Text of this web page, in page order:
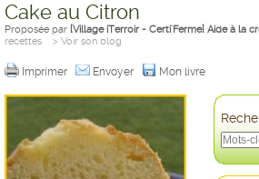
Cake au Citron
Proposée par [Village iTerroir - Certi'Ferme] Aide à la
recettes
> Voir son blog
Imprimer Envoyer Mon livre